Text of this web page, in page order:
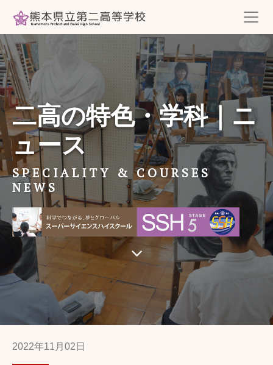
二高の特色・学科｜ニ
ュース
SPECIALITY & COURSES
NEWS
2022年11月02日